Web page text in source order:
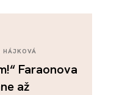
HÁJKOVÁ
Faraonova
až